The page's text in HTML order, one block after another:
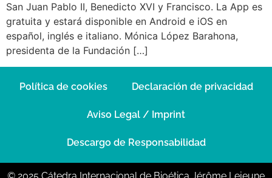
San Juan Pablo II, Benedicto XVI y Francisco. La App es
gratuita y estará disponible en Android e iOS en
español, inglés e italiano. Mónica López Barahona,
presidenta de la Fundación […]
Política de cookies Declaración de privacidad
Aviso Legal / Imprint
Descargo de Responsabilidad